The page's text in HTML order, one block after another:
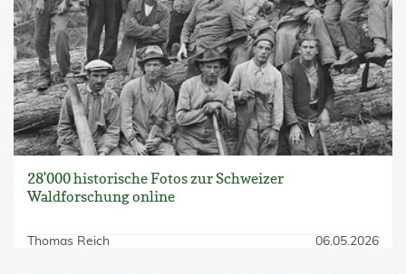
28'000 historische Fotos zur Schweizer
Waldforschung online
Thomas Reich 06.05.2026